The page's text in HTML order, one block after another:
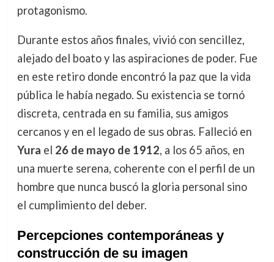
protagonismo.
Durante estos años finales, vivió con sencillez,
alejado del boato y las aspiraciones de poder. Fue
en este retiro donde encontró la paz que la vida
pública le había negado. Su existencia se tornó
discreta, centrada en su familia, sus amigos
cercanos y en el legado de sus obras. Falleció en
Yura el 26 de mayo de 1912, a los 65 años, en
una muerte serena, coherente con el perfil de un
hombre que nunca buscó la gloria personal sino
el cumplimiento del deber.
Percepciones contemporáneas y
construcción de su imagen